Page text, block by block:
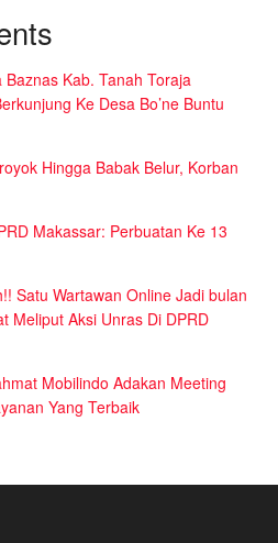
Baznas Kab. Tanah Toraja
Ke Desa Bo’ne Buntu
Hingga Babak Belur, Korban
Makassar: Perbuatan Ke 13
Satu Wartawan Online Jadi bulan
Meliput Aksi Unras Di DPRD
Mobilindo Adakan Meeting
Yang Terbaik